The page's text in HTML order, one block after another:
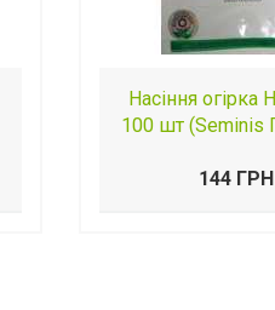
Насіння огірка
100 шт (Seminis
144 ГРН